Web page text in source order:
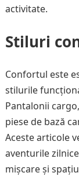
activitate.
Stiluri
Confortul este
stilurile
Pantalonii
piese de bază
Aceste articole
aventurile
mișcare și